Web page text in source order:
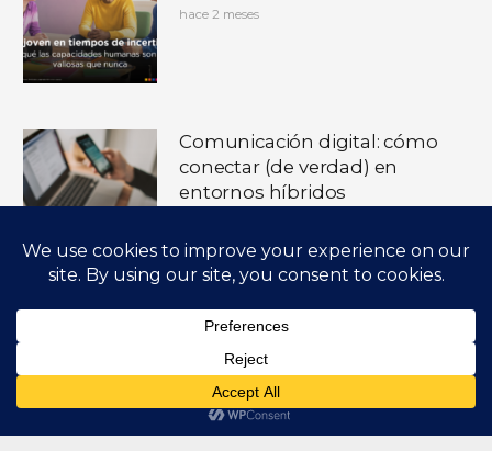
hace 2 meses
Comunicación digital: cómo
conectar (de verdad) en
entornos híbridos
Presentaciones de Alto
bien también es cuidar a las
personas de tu organización
hace 4 meses